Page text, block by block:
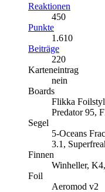
Reaktionen
450
Punkte
1.610
Beiträge
220
Karteneintrag
nein
Boards
Flikka
Predator 95,
Segel
5-Oceans
3.1,
Finnen
Winheller,
Foil
Aeromod v2